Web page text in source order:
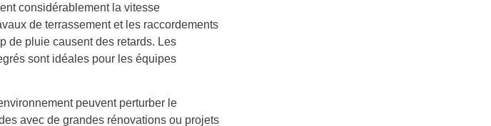
considérablement la vitesse
de terrassement et les raccordements
de pluie causent des retards. Les
sont idéales pour les équipes
peuvent perturber le
avec de grandes rénovations ou projets